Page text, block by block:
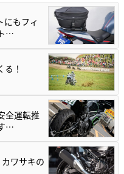
にもフィ
…
！
全運転推
…
ワサキの